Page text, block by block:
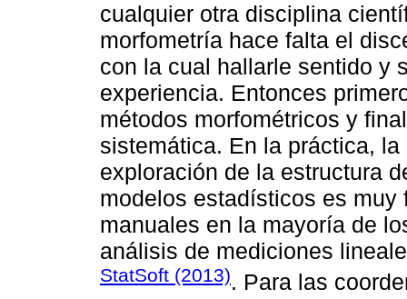
cualquier otra disciplina
morfometría hace falta el
con la cual hallarle sentido y
experiencia. Entonces
métodos morfométricos y
sistemática. En la práctica,
exploración de la estructura
modelos estadísticos es
manuales en la mayoría de
análisis de mediciones
StatSoft (2013). Para las